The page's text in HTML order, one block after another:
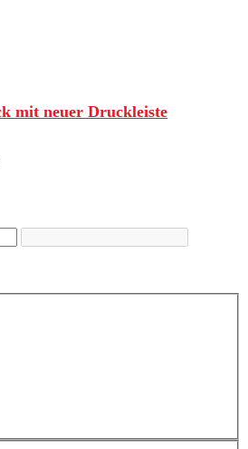
mit neuer Druckleiste